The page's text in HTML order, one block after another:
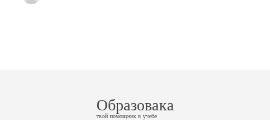
Образовака
твой помощник в учебе